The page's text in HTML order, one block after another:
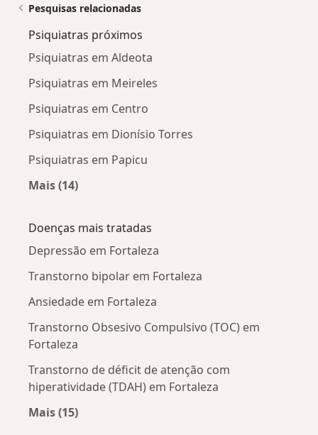
Pesquisas relacionadas
Psiquiatras próximos
Psiquiatras em Aldeota
Psiquiatras em Meireles
Psiquiatras em Centro
Psiquiatras em Dionísio Torres
Psiquiatras em Papicu
Mais (14)
Doenças mais tratadas
Depressão em Fortaleza
Transtorno bipolar em Fortaleza
Ansiedade em Fortaleza
Transtorno Obsesivo Compulsivo (TOC) em
Fortaleza
Transtorno de déficit de atenção com
hiperatividade (TDAH) em Fortaleza
Mais (15)